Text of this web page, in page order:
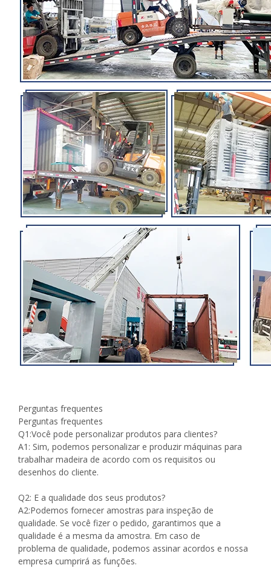
Perguntas frequentes
Perguntas frequentes
Q1:Você pode personalizar produtos para clientes?
A1: Sim, podemos personalizar e produzir máquinas para
trabalhar madeira de acordo com os requisitos ou
desenhos do cliente.
Q2: E a qualidade dos seus produtos?
A2:Podemos fornecer amostras para inspeção de
qualidade. Se você fizer o pedido, garantimos que a
qualidade é a mesma da amostra. Em caso de
problema de qualidade, podemos assinar acordos e nossa
empresa cumprirá as funções.